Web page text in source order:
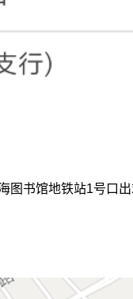
图书馆地铁站1号口